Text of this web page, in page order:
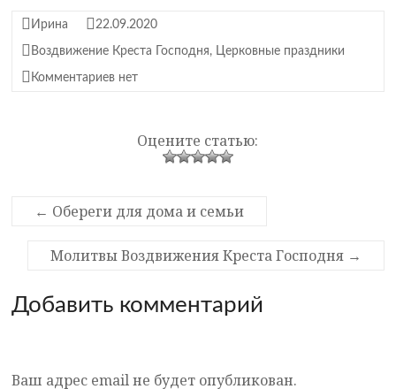
Ирина 22.09.2020
Воздвижение Креста Господня, Церковные праздники
Комментариев нет
Оцените статью:
← Обереги для дома и семьи
Молитвы Воздвижения Креста Господня →
Добавить комментарий
Ваш адрес email не будет опубликован.